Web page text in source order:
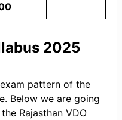
2025
pattern of the
Below we are going
Rajasthan VDO